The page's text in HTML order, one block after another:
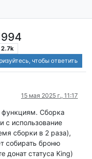
2.7k
чтобы ответить
15 мая 2025 г., 11:17
функциям. Сборка
с использование
сборки в 2 раза),
собирать броню
донат статуса King)